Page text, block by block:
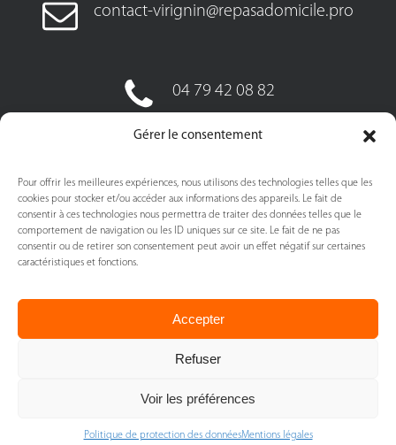
Gérer le consentement
Pour offrir les meilleures expériences, nous utilisons des technologies telles que les
cookies pour stocker et/ou accéder aux informations des appareils. Le fait de
consentir à ces technologies nous permettra de traiter des données telles que le
comportement de navigation ou les ID uniques sur ce site. Le fait de ne pas
consentir ou de retirer son consentement peut avoir un effet négatif sur certaines
caractéristiques et fonctions.
Accepter
Refuser
Voir les préférences
Politique de protection des donnéesMentions légales
contact-virignin@repasadomicile.pro
04 79 42 08 82
06 85 59 94 98
Repas à Domicile©2026–Mentions Légales